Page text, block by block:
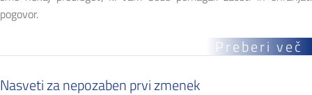
pogovor.
Preberi več
Nasveti za nepozaben prvi zmenek